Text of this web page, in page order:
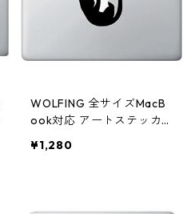
WOLFING 全サイズMacB
ook対応 アートステッカ
e
¥1,280